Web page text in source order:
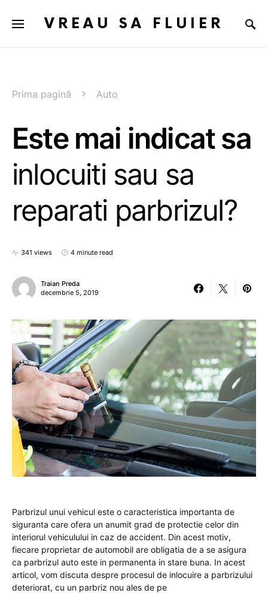
VREAU SA FLUIER
Prima pagină Auto
Este mai indicat sa
inlocuiti sau sa
reparati parbrizul?
341 views 4 minute read
Traian Preda
decembrie 5, 2019
Parbrizul unui vehicul este o caracteristica importanta de
siguranta care ofera un anumit grad de protectie celor din
interiorul vehiculului in caz de accident. Din acest motiv,
fiecare proprietar de automobil are obligatia de a se asigura
ca parbrizul auto este in permanenta in stare buna. In acest
articol, vom discuta despre procesul de inlocuire a parbrizului
deteriorat, cu un parbriz nou ales de pe